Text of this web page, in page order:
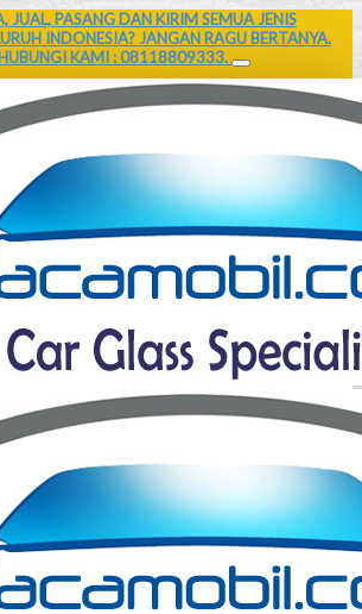
JUAL, PASANG DAN KIRIM SEMUA JENIS
INDONESIA? JANGAN RAGU BERTANYA.
KAMI : 08118809333.